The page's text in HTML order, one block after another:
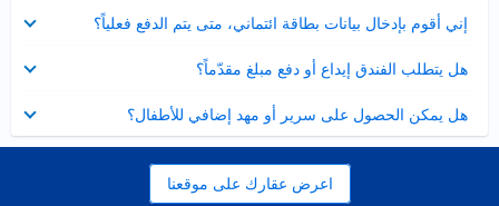
إني أقوم بإدخال بيانات بطاقة ائتماني، متى يتم الدفع فعلياً؟
مصغر
هل يتطلب الفندق إيداع أو دفع مبلغ مقدّماً؟
مصغر
هل يمكن الحصول على سرير أو مهد إضافي للأطفال؟
مصغر
اعرض عقارك على موقعنا